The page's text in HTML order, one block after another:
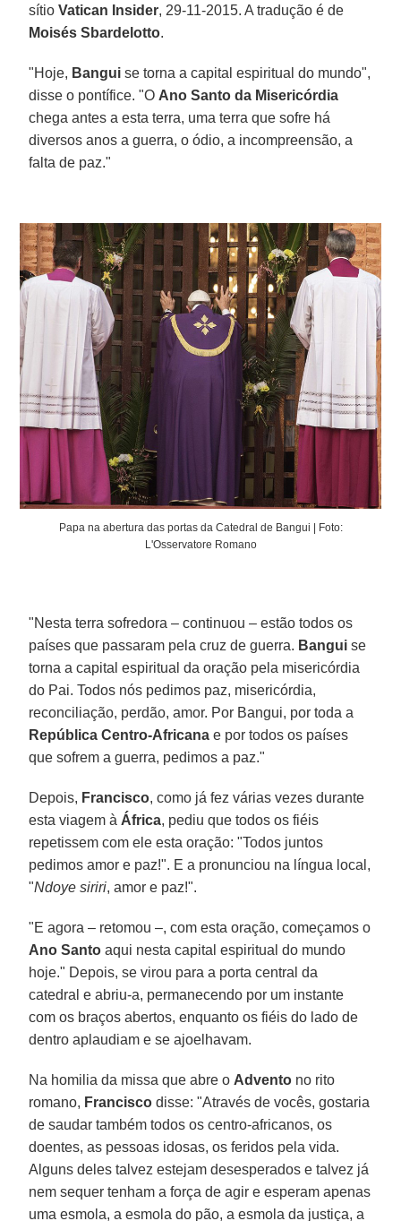
sítioVatican Insider, 29-11-2015. A tradução é de
Moisés Sbardelotto.
"Hoje, Bangui se torna a capital espiritual do mundo",
disse o pontífice. "O Ano Santo da Misericórdia
chega antes a esta terra, uma terra que sofre há
diversos anos a guerra, o ódio, a incompreensão, a
falta de paz."
Papa na abertura das portas da Catedral de Bangui | Foto:
L'Osservatore Romano
"Nesta terra sofredora – continuou – estão todos os
países que passaram pela cruz de guerra. Bangui se
torna a capital espiritual da oração pela misericórdia
do Pai. Todos nós pedimos paz, misericórdia,
reconciliação, perdão, amor. Por Bangui, por toda a
República Centro-Africana e por todos os países
que sofrem a guerra, pedimos a paz."
Depois, Francisco, como já fez várias vezes durante
esta viagem à África, pediu que todos os fiéis
repetissem com ele esta oração: "Todos juntos
pedimos amor e paz!". E a pronunciou na língua local,
"Ndoye siriri, amor e paz!".
"E agora – retomou –, com esta oração, começamos o
Ano Santo aqui nesta capital espiritual do mundo
hoje." Depois, se virou para a porta central da
catedral e abriu-a, permanecendo por um instante
com os braços abertos, enquanto os fiéis do lado de
dentro aplaudiam e se ajoelhavam.
Na homilia da missa que abre o Advento no rito
romano, Francisco disse: "Através de vocês, gostaria
de saudar também todos os centro-africanos, os
doentes, as pessoas idosas, os feridos pela vida.
Alguns deles talvez estejam desesperados e talvez já
nem sequer tenham a força de agir e esperam apenas
uma esmola, a esmola do pão, a esmola da justiça, a